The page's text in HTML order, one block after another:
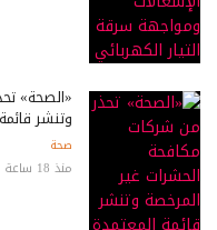
«الصحة»
وتنشر
صحة
منذ 18 ساعة